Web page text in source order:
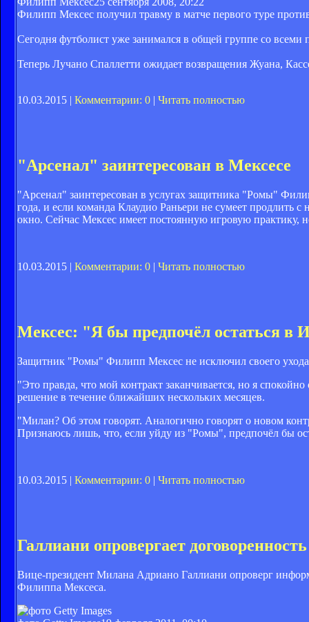
Филипп Мексес получил травму в матче первого туре
Сегодня футболист уже занимался в общей группе со всеми
Теперь Лучано Спаллетти ожидает возвращения Жуана,
10.03.2015 | Комментарии: 0 | Читать полностью
"Арсенал" заинтересован в Мексесе
"Арсенал" заинтересован в услугах защитника "Ромы"
года, и если команда Клаудио Раньери не сумеет продлить
окно. Сейчас Мексес имеет постоянную игровую практику,
10.03.2015 | Комментарии: 0 | Читать полностью
Мексес: "Я бы предпочёл остаться в
Защитник "Ромы" Филипп Мексес не исключил своего
"Это правда, что мой контракт заканчивается, но я
решение в течение ближайших нескольких месяцев.
"Милан? Об этом говорят. Аналогично говорят о новом
Признаюсь лишь, что, если уйду из "Ромы", предпочёл бы
10.03.2015 | Комментарии: 0 | Читать полностью
Галлиани опровергает
Вице-президент Милана Адриано Галлиани опроверг
Филиппа Мексеса.